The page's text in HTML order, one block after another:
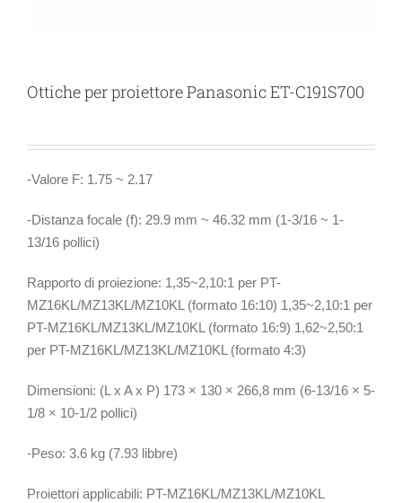
Ottiche per proiettore Panasonic ET-C191S700
-Valore F: 1.75 ~ 2.17
-Distanza focale (f): 29.9 mm ~ 46.32 mm (1-3/16 ~ 1-
13/16 pollici)
Rapporto di proiezione: 1,35~2,10:1 per PT-
MZ16KL/MZ13KL/MZ10KL (formato 16:10) 1,35~2,10:1 per
PT-MZ16KL/MZ13KL/MZ10KL (formato 16:9) 1,62~2,50:1
per PT-MZ16KL/MZ13KL/MZ10KL (formato 4:3)
Dimensioni: (L x A x P) 173 × 130 × 266,8 mm (6-13/16 × 5-
1/8 × 10-1/2 pollici)
-Peso: 3.6 kg (7.93 libbre)
Proiettori applicabili: PT-MZ16KL/MZ13KL/MZ10KL